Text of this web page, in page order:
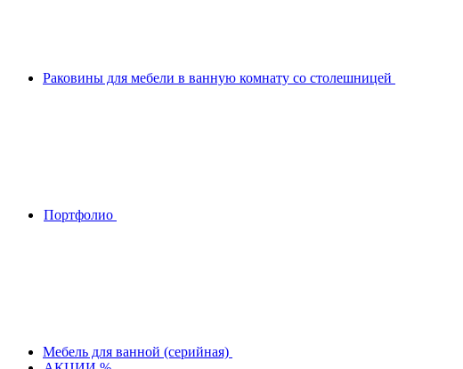
Раковины для мебели в ванную комнату со столешницей
Портфолио
Мебель для ванной (серийная)